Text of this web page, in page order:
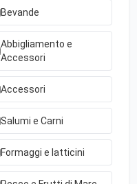
Bevande
Abbigliamento e
Accessori
Accessori
Salumi e Carni
Formaggi e latticini